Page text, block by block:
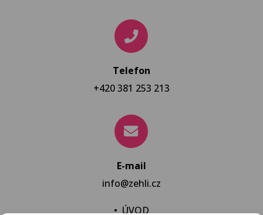
Telefon
+420 381 253 213
E-mail
info@zehli.cz
•ÚVOD